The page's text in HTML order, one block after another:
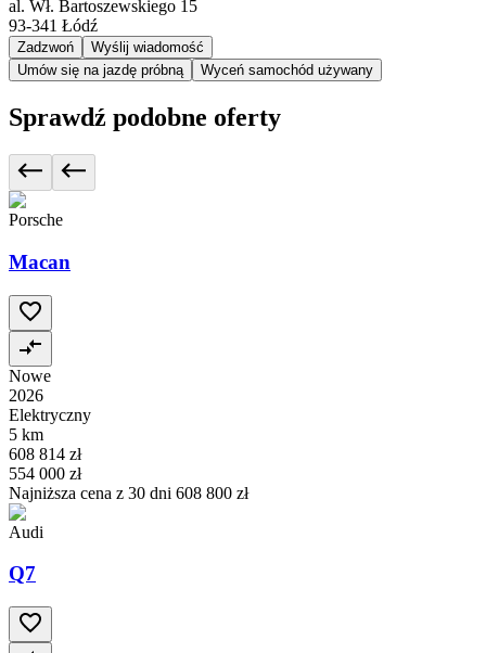
al. Wł. Bartoszewskiego 15
93-341 Łódź
Zadzwoń
Wyślij wiadomość
Umów się na jazdę próbną
Wyceń samochód używany
Sprawdź podobne oferty
Porsche
Macan
Nowe
2026
Elektryczny
5 km
608 814 zł
554 000 zł
Najniższa cena z 30 dni 608 800 zł
Audi
Q7